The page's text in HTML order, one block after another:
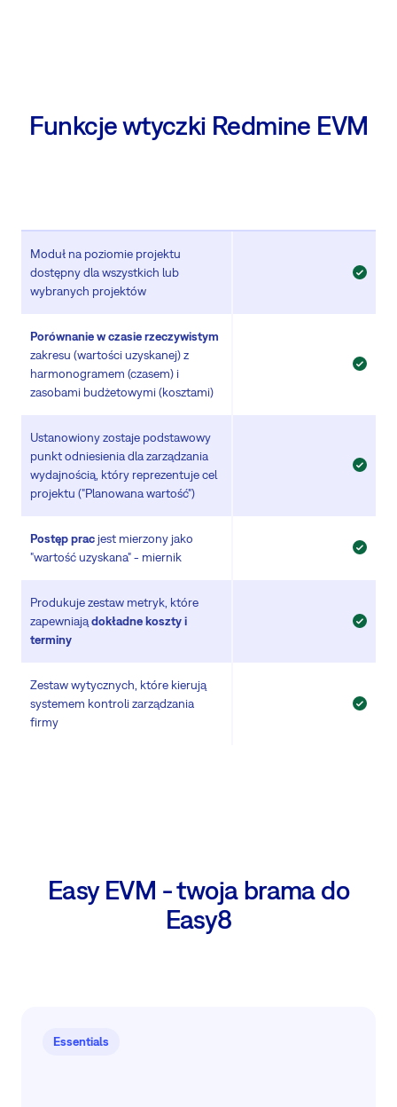
Funkcje wtyczki Redmine EVM
Moduł na poziomie projektu
dostępny dla wszystkich lub
wybranych projektów
Porównanie w czasie rzeczywistym
zakresu (wartości uzyskanej) z
harmonogramem (czasem) i
zasobami budżetowymi (kosztami)
Ustanowiony zostaje podstawowy
punkt odniesienia dla zarządzania
wydajnością, który reprezentuje cel
projektu ("Planowana wartość")
Postęp prac jest mierzony jako
"wartość uzyskana" - miernik
Produkuje zestaw metryk, które
zapewniajądokładne koszty i
terminy
Zestaw wytycznych, które kierują
systemem kontroli zarządzania
firmy
Easy EVM - twoja brama do
Easy8
Essentials